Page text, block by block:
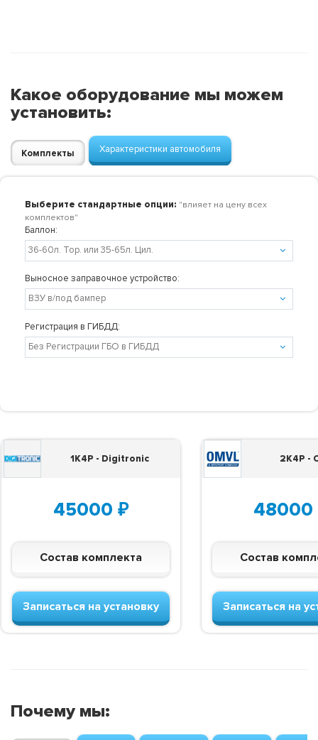
Какое оборудование мы можем
установить:
Комплекты Характеристики автомобиля
Выберите стандартные опции: "влияет на цену всех
комплектов"
Баллон:
Выносное заправочное устройство:
Регистрация в ГИБДД:
1K4P - Digitronic
45000 ₽
Состав комплекта
Записаться на установку
2K4P -
48000
Состав
Записаться на
Почему мы: